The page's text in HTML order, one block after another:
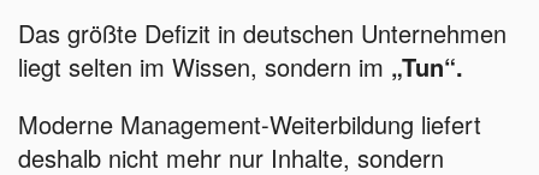
Das größte Defizit in deutschen Unternehmen
liegt selten im Wissen, sondern im „Tun“.
Moderne Management-Weiterbildung liefert
deshalb nicht mehr nur Inhalte, sondern